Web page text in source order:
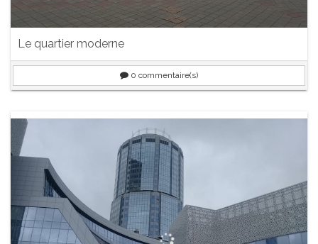
Le quartier moderne
0 commentaire(s)